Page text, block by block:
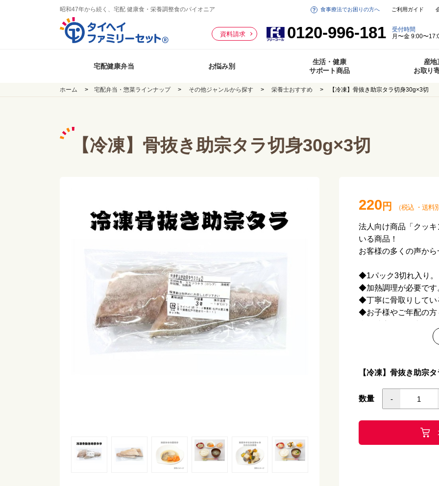
昭和47年から続く、宅配 健康食・栄養調整食のパイオニア
資料請求 0120-996-181
受付時間
月〜金 9:00〜
食事療法でお困りの方へ ご利用ガイド
宅配健康弁当 お悩み別
生活・健康
サポート商品
産地
お取り
ホーム 宅配弁当・惣菜ラインナップ その他ジャンルから探す 栄養士おすすめ 【冷凍】骨抜き助宗タラ切身30g×3切
【冷凍】骨抜き助宗タラ切身30g×3切
220 円 （税込 ・ 送料
法人向け商品「クッ
いる商品！
お客様の多くの声から
◆1パック3切れ入り。
◆加熱調理が必要です
◆丁寧に骨取りしてい
◆お子様やご年配の方
商品名
栄養成分表示
【冷凍】骨抜き助宗
数量 -